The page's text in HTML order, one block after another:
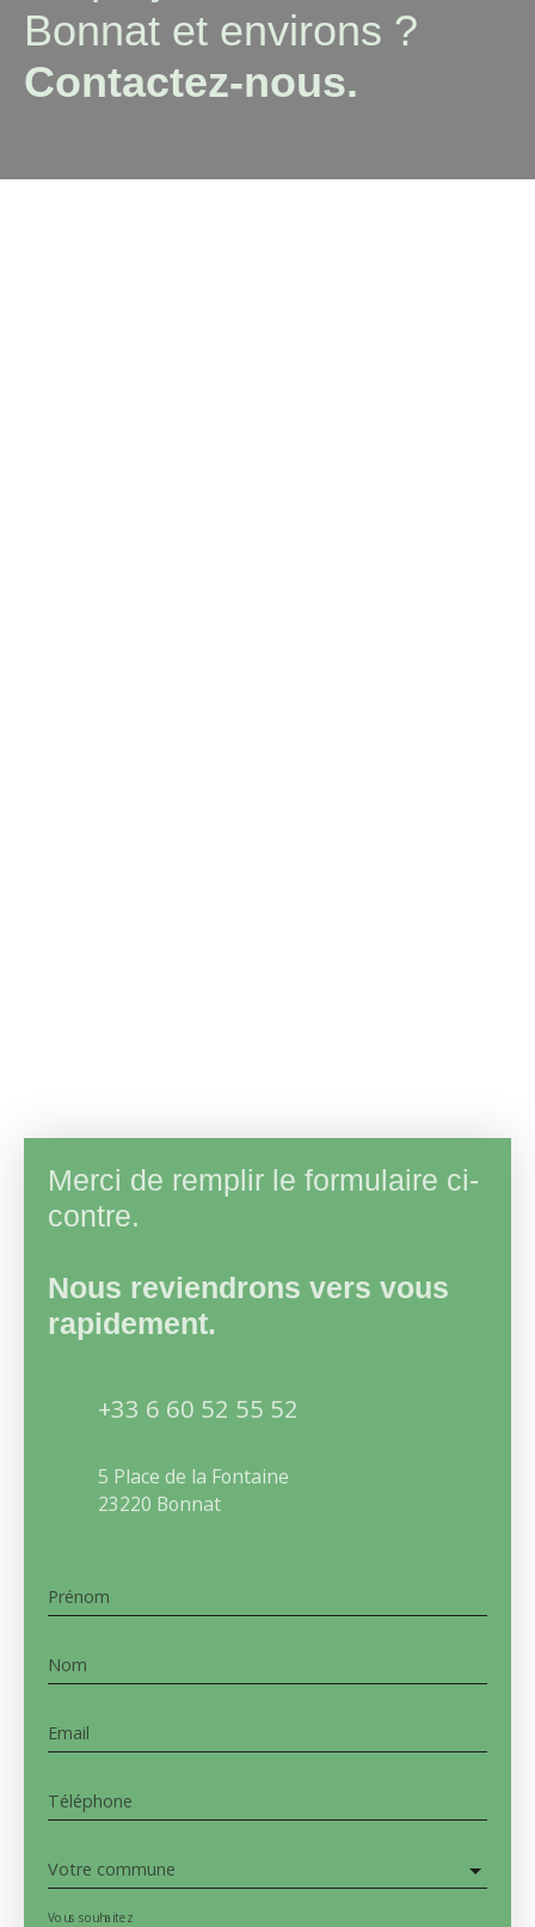
Bonnat et environs ?
Contactez-nous.
Merci de remplir le formulaire ci-
contre.
Nous reviendrons vers vous
rapidement.
+33 6 60 52 55 52
5 Place de la Fontaine
23220 Bonnat
Prénom
Nom
Email
Téléphone
Votre commune
Vous souhaitez